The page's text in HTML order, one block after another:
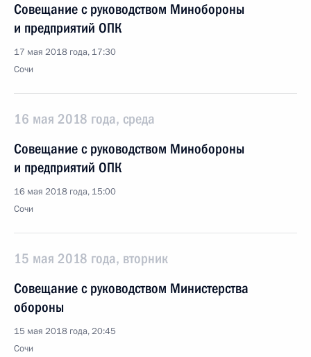
Совещание с руководством Минобороны
и предприятий ОПК
17 мая 2018 года, 17:30
Сочи
16 мая 2018 года, среда
Совещание с руководством Минобороны
и предприятий ОПК
16 мая 2018 года, 15:00
Сочи
15 мая 2018 года, вторник
Совещание с руководством Министерства
обороны
15 мая 2018 года, 20:45
Сочи